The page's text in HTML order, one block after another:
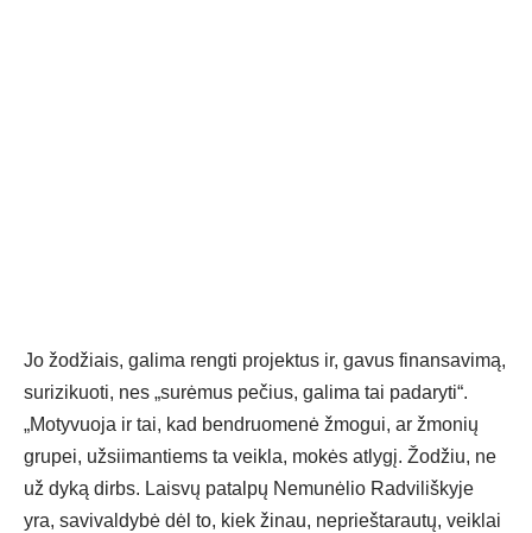
Jo žodžiais, galima rengti projektus ir, gavus finansavimą,
surizikuoti, nes „surėmus pečius, galima tai padaryti“.
„Motyvuoja ir tai, kad bendruomenė žmogui, ar žmonių
grupei, užsiimantiems ta veikla, mokės atlygį. Žodžiu, ne
už dyką dirbs. Laisvų patalpų Nemunėlio Radviliškyje
yra, savivaldybė dėl to, kiek žinau, neprieštarautų, veiklai